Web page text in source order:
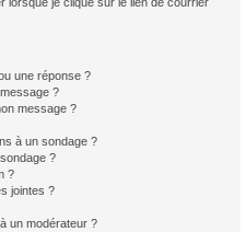
une réponse ?
?
message ?
à un sondage ?
?
?
jointes ?
un modérateur ?